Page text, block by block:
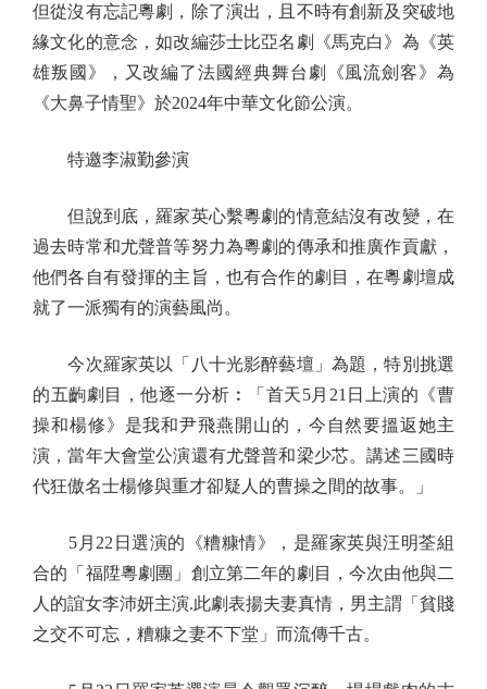
但從沒有忘記粵劇，除了演出，且不時有創新及突破地
緣文化的意念，如改編莎士比亞名劇《馬克白》為《英
雄叛國》，又改編了法國經典舞台劇《風流劍客》為
《大鼻子情聖》於2024年中華文化節公演。
特邀李淑勤參演
但說到底，羅家英心繫粵劇的情意結沒有改變，在
過去時常和尤聲普等努力為粵劇的傳承和推廣作貢獻，
他們各自有發揮的主旨，也有合作的劇目，在粵劇壇成
就了一派獨有的演藝風尚。
今次羅家英以「八十光影醉藝壇」為題，特別挑選
的五齣劇目，他逐一分析︰「首天5月21日上演的《曹
操和楊修》是我和尹飛燕開山的，今自然要搵返她主
演，當年大會堂公演還有尤聲普和梁少芯。講述三國時
代狂傲名士楊修與重才卻疑人的曹操之間的故事。」
5月22日選演的《糟糠情》，是羅家英與汪明荃組
合的「福陞粵劇團」創立第二年的劇目，今次由他與二
人的誼女李沛妍主演.此劇表揚夫妻真情，男主謂「貧賤
之交不可忘，糟糠之妻不下堂」而流傳千古。